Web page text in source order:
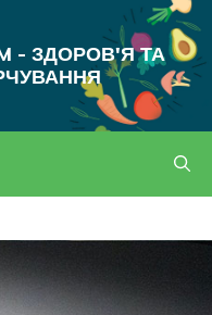
- ЗДОРОВ'Я ТА